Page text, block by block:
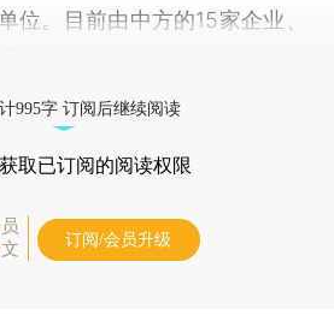
位。目前由中方的15家企业、
995字 订阅后继续阅读
取已订阅的阅读权限
订阅/会员升级